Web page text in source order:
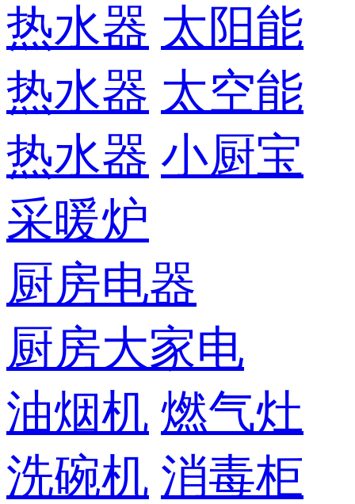
热水器 太阳能
热水器 太空能
热水器 小厨宝
采暖炉
厨房电器
厨房大家电
油烟机 燃气灶
洗碗机 消毒柜